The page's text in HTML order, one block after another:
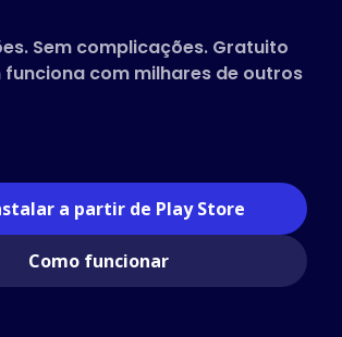
Sem complicações. Gratuito
com milhares de outros
a partir de Play Store
Como funcionar